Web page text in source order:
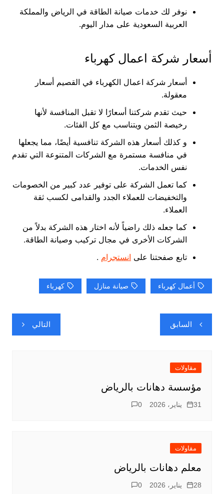
نوفر لك خدمات صيانة الطاقة في الرياض والمملكة
العربية السعودية على مدار اليوم.
أسعار شركة اعمال كهرباء
أسعار شركة اعمال الكهرباء في القصيم أسعار
معقولة.
حيث تقدم شركتنا أسعارًا لا تقبل المنافسة لأنها
رخيصة الثمن ويتناسب مع كل الفئات.
و كذلك أسعار هذه الشركة تنافسية أيضًا، مما يجعلها
في منافسة مستمرة مع الشركات المتنوعة التي تقدم
نفس الخدمات.
كما تعمل الشركة على توفير عدد كبير من الخصومات
والتخفيضات للعملاء الجدد والقدامى لكسب ثقة
العملاء.
كما جعله ذلك راضياً لأنه اختار هذه الشركة بدلاً من
الشركات الأخرى في مجال تركيب وصيانة الطاقة.
تابع صفحتنا على انستجرام .
أعمال كهرباء صيانة منازل كهرباء
تصفّح
المقالات
السابق التالي
مقاولات
مؤسسة دهانات بالرياض
31 يناير، 2026 0
مقاولات
معلم دهانات بالرياض
28 يناير، 2026 0